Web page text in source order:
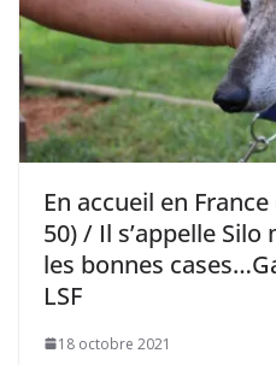
En accueil en
50) / Il s’appelle
les bonnes
LSF
18 octobre 2021